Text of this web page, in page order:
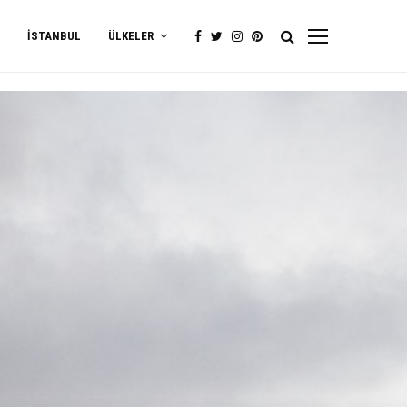
İSTANBUL ÜLKELER